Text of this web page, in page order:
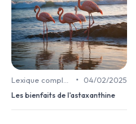
•
04/02/2025
Les bienfaits de l'astaxanthine